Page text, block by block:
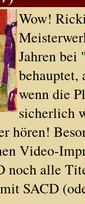
Wow!
Jahren bei
behauptet,
wenn die
sicherlich
hören!
Video-
noch alle
SACD